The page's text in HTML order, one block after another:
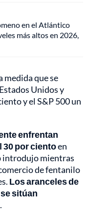
en el Atlántico
más altos en 2026,
medida que se
Unidos y
y el S&P 500 un
enfrentan
30 por cientoen
introdujo mientras
de fentanilo
Los aranceles de
sitúan
.